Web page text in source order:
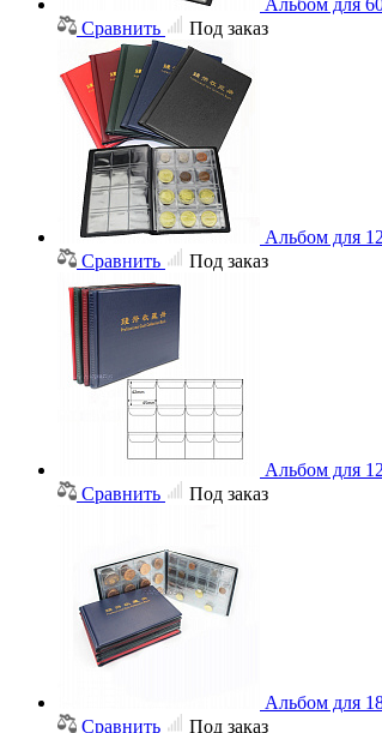
Альбом для
Сравнить
Под заказ
Альбом для
Сравнить
Под заказ
Альбом для
Сравнить
Под заказ
Альбом для
Сравнить
Под заказ